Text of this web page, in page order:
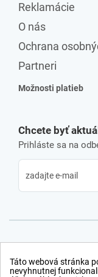
Reklamácie
O nás
Ochrana
Partneri
Možnosti platieb
Chcete byť
Prihláste sa na
Táto webová stránka
nevyhnutnej